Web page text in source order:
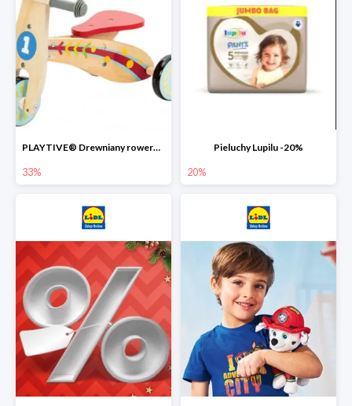
PLAYTIVE® Drewniany rowerek biegowy -33%
33%
Pieluchy Lupilu -20%
20%